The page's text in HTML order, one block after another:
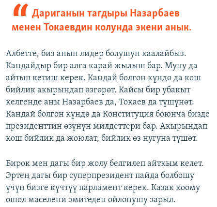
Дариганын тагдыры Назарбаев
менен Токаевдин колунда экени анык.
Албетте, биз анын лидер болушун каалайбыз.
Кандайдыр бир алга карай жылыш бар. Муну да
айтып кетиш керек. Кандай болгон күндө да кош
бийлик акырындап өзгөрөт. Кайсы бир убакыт
келгенде аны Назарбаев да, Токаев да түшүнөт.
Кандай болгон күндө да Конституция боюнча бизде
президенттин өзүнүн милдеттери бар. Акырындап
кош бийлик да жоюлат, бийлик өз нугуна түшөт.
Бирок мен дагы бир жолу белгилеп айткым келет.
Эртең дагы бир суперпрезидент пайда болбошу
үчүн бизге күчтүү парламент керек. Казак коому
ошол маселени эмитеден ойлонушу зарыл.